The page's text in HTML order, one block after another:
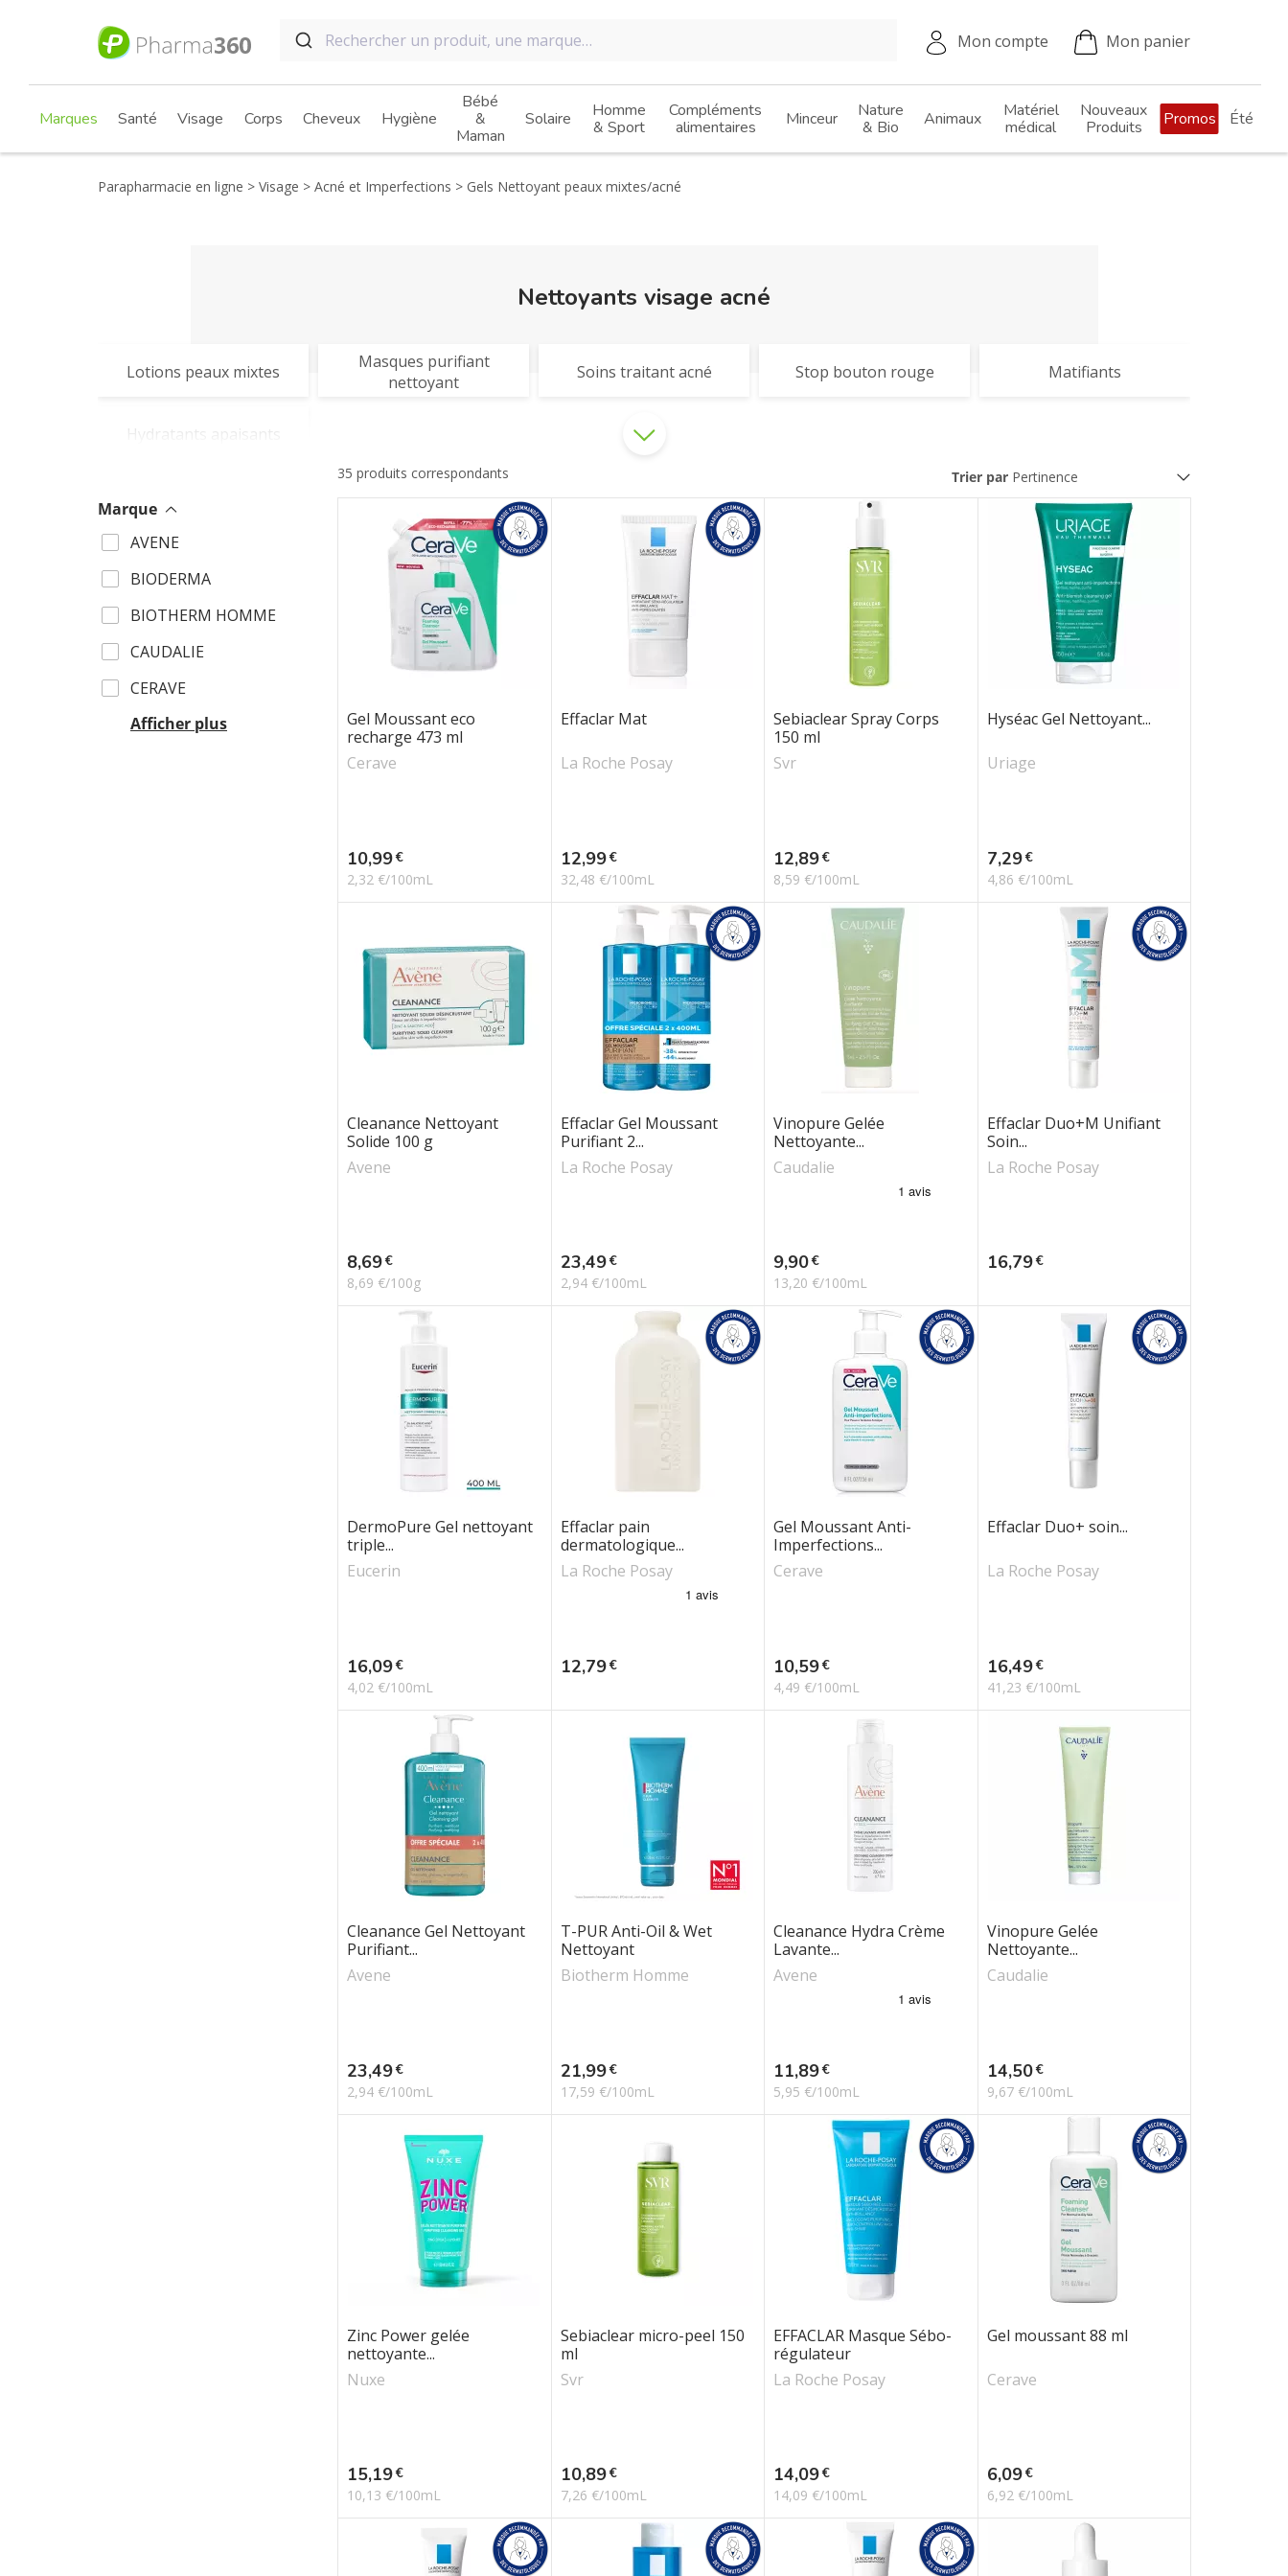
Mon compte Mon panier
Marques Santé Visage Corps Cheveux Hygiène
Bébé
&
Maman
Solaire
Homme
& Sport
Compléments
alimentaires
Minceur
Nature
& Bio
Animaux
Matériel
médical
Nouveaux
Produits
Promos Été
Parapharmacie en ligne Visage Acné et Imperfections Gels Nettoyant peaux mixtes/acné
Nettoyants visage acné
Lotions peaux mixtes
Masques purifiant
nettoyant
Soins traitant acné Stop bouton rouge Matifiants
Hydratants apaisants
Marque
AVENE
BIODERMA
BIOTHERM HOMME
CAUDALIE
CERAVE
DUCRAY
EUCERIN
LA ROCHE POSAY
SVR
URIAGE
Afficher plus
Trier par
35 produits correspondants
Gel Moussant eco
recharge 473 ml
Cerave
Prix
10,99€
2,32 €/100mL
Effaclar Mat
La Roche Posay
Prix
12,99€
32,48 €/100mL
Sebiaclear Spray Corps
150 ml
Svr
Prix
12,89€
8,59 €/100mL
Hyséac Gel Nettoyant...
Uriage
Prix
7,29€
4,86 €/100mL
Cleanance Nettoyant
Solide 100 g
Avene
Prix
8,69€
8,69 €/100g
Effaclar Gel Moussant
Purifiant 2...
La Roche Posay
Prix
23,49€
2,94 €/100mL
Vinopure Gelée
Nettoyante...
Caudalie
Prix
9,90€
13,20 €/100mL
Effaclar Duo+M Unifiant
Soin...
La Roche Posay
Prix
16,79€
DermoPure Gel nettoyant
triple...
Eucerin
Prix
16,09€
4,02 €/100mL
Effaclar pain
dermatologique...
La Roche Posay
Prix
12,79€
Gel Moussant Anti-
Imperfections...
Cerave
Prix
10,59€
4,49 €/100mL
Effaclar Duo+ soin...
La Roche Posay
Prix
16,49€
41,23 €/100mL
Cleanance Gel Nettoyant
Purifiant...
Avene
Prix
23,49€
2,94 €/100mL
T-PUR Anti-Oil & Wet
Nettoyant
Biotherm Homme
Prix
21,99€
17,59 €/100mL
Cleanance Hydra Crème
Lavante...
Avene
Prix
11,89€
5,95 €/100mL
Vinopure Gelée
Nettoyante...
Caudalie
Prix
14,50€
9,67 €/100mL
Zinc Power gelée
nettoyante...
Nuxe
Prix
15,19€
10,13 €/100mL
Sebiaclear micro-peel 150
ml
Svr
Prix
10,89€
7,26 €/100mL
EFFACLAR Masque Sébo-
régulateur
La Roche Posay
Prix
14,09€
14,09 €/100mL
Gel moussant 88 ml
Cerave
Prix
6,09€
6,92 €/100mL